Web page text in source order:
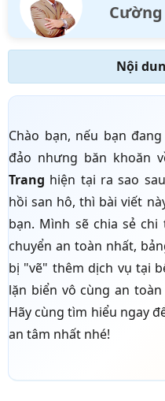
Nội
Chào bạn, nếu bạn
đảo nhưng băn khoăn
Trang hiện tại ra sao
hồi san hô, thì bài viết
bạn. Mình sẽ chia sẻ
chuyển an toàn nhất,
bị "vẽ" thêm dịch vụ tại
lặn biển vô cùng an
Hãy cùng tìm hiểu ngay
an tâm nhất nhé!